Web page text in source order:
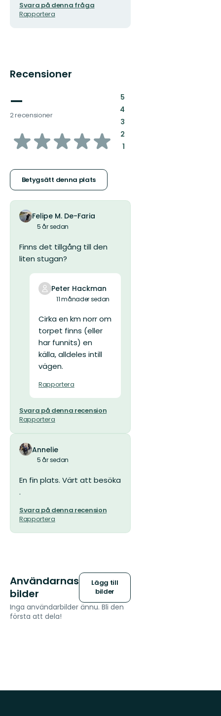
Svara på denna fråga
Rapportera
Recensioner
—
2 recensioner
av
stjärnor
Betygsätt denna plats
5:
4:
3:
2:
1:
Felipe M. De-Faria
5 år sedan
Finns det tillgång till den
liten stugan?
Peter Hackman
11 månader sedan
Cirka en km norr om
torpet finns (eller
har funnits) en
källa, alldeles intill
vägen.
Rapportera
Svara på denna recension
Rapportera
Annelie
5 år sedan
En fin plats. Värt att besöka
.
Svara på denna recension
Rapportera
Användarnas
bilder
Lägg till
bilder
Inga användarbilder ännu. Bli den
första att dela!